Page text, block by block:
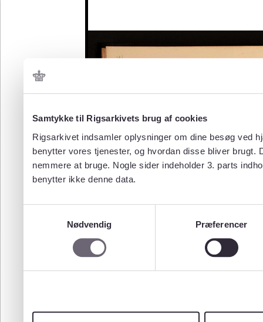
Samtykke til Rigsarkivets brug af cookies
Rigsarkivet indsamler oplysninger om dine besøg ved
benytter vores tjenester, og hvordan disse bliver
nemmere at bruge. Nogle sider indeholder 3. parts
benytter ikke denne data.
Nødvendig
Præferencer